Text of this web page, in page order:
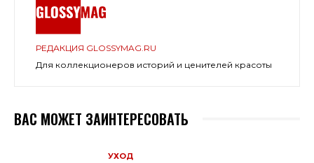
РЕДАКЦИЯ GLOSSYMAG.RU
Для коллекционеров историй и ценителей красоты
ВАС МОЖЕТ ЗАИНТЕРЕСОВАТЬ
УХОД